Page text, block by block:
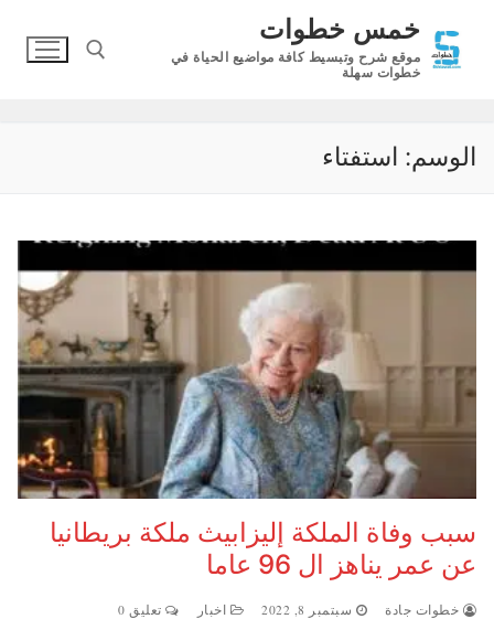
المحتوى
خمس خطوات
موقع شرح وتبسيط كافة مواضيع الحياة في
خطوات سهلة
الوسم: استفتاء
سبب وفاة الملكة إليزابيث ملكة بريطانيا
عن عمر يناهز ال 96 عاما
خطوات جادة سبتمبر 8, 2022 اخبار تعليق 0